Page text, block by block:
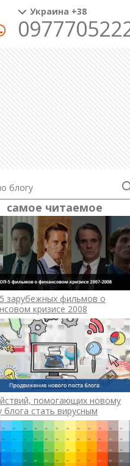
Украина +38
самое читаемое
зарубежных фильмов о
кризисе 2008
помогающих новому
блога стать вирусным